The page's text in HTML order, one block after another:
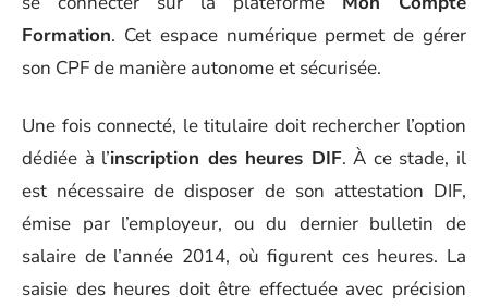
Formation. Cet espace numérique permet de gérer
son CPF de manière autonome et sécurisée.
Une fois connecté, le titulaire doit rechercher l’option
dédiée à l’inscription des heures DIF. À ce stade, il
est nécessaire de disposer de son attestation DIF,
émise par l’employeur, ou du dernier bulletin de
salaire de l’année 2014, où figurent ces heures. La
saisie des heures doit être effectuée avec précision